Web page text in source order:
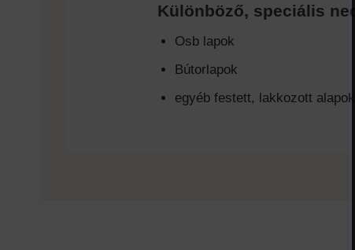
Különböző, speciális
Osb lapok
Bútorlapok
egyéb festett, lakkozott alapok